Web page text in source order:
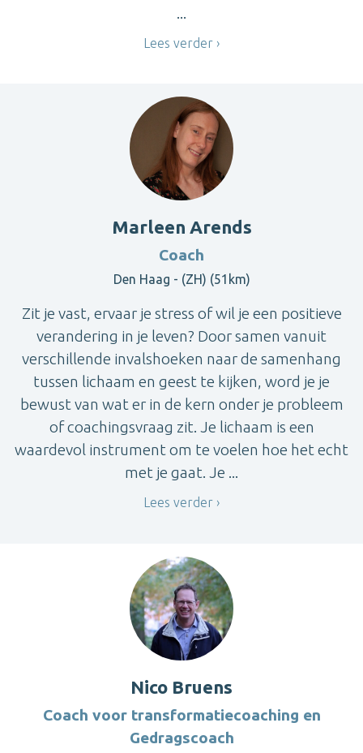
...
Lees verder
Marleen Arends
Coach
Den Haag - (ZH) (51km)
Zit je vast, ervaar je stress of wil je een positieve
verandering in je leven? Door samen vanuit
verschillende invalshoeken naar de samenhang
tussen lichaam en geest te kijken, word je je
bewust van wat er in de kern onder je probleem
of coachingsvraag zit. Je lichaam is een
waardevol instrument om te voelen hoe het echt
met je gaat. Je ...
Lees verder
Nico Bruens
Coach voor transformatiecoaching en
Gedragscoach